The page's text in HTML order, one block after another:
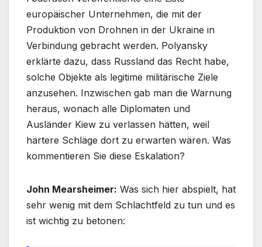
europäischer Unternehmen, die mit der
Produktion von Drohnen in der Ukraine in
Verbindung gebracht werden. Polyansky
erklärte dazu, dass Russland das Recht habe,
solche Objekte als legitime militärische Ziele
anzusehen. Inzwischen gab man die Warnung
heraus, wonach alle Diplomaten und
Ausländer Kiew zu verlassen hätten, weil
härtere Schläge dort zu erwarten wären. Was
kommentieren Sie diese Eskalation?
John Mearsheimer: Was sich hier abspielt, hat
sehr wenig mit dem Schlachtfeld zu tun und es
ist wichtig zu betonen: